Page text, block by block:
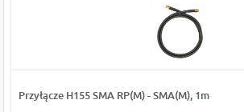
Przyłącze H155 SMA RP(M) - SMA(M), 1m